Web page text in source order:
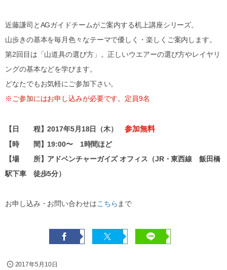
近藤謙司とAGガイドチームがご案内する机上講座シリーズ。
山歩きの基本を毎月色々なテーマで優しく・楽しくご案内します。
第2回目は「山道具の選び方」。正しいウエアーの選び方やレイヤリ
ングの基本などを学びます。
どなたでもお気軽にご参加下さい。
※ご参加にはお申し込みが必要です。定員9名
【日 程】2017年5月18日（木） 参加無料
【時 間】19:00〜 1時間ほど
【場 所】アドベンチャーガイズ オフィス（JR・東西線 飯田橋
駅下車 徒歩5分）
お申し込み・お問い合わせはこちら まで
2017年5月10日